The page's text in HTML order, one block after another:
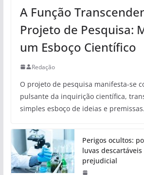
A Função
Projeto de Pesquisa:
um Esboço Científico
Redação
O projeto de pesquisa manifesta-se
pulsante da inquirição científica,
simples esboço de ideias e premissas.
Perigos ocultos:
luvas
prejudicial